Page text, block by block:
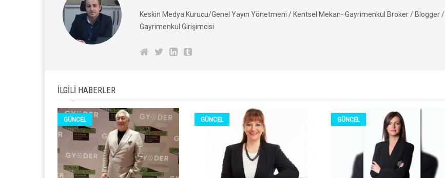
Keskin Medya Kurucu/Genel Yayın Yönetmeni / Kentsel Mekan- Gayrimenkul Broker / Blogger /
Gayrimenkul Girişimcisi
İLGILI HABERLER
GÜNCEL GÜNCEL GÜNCEL